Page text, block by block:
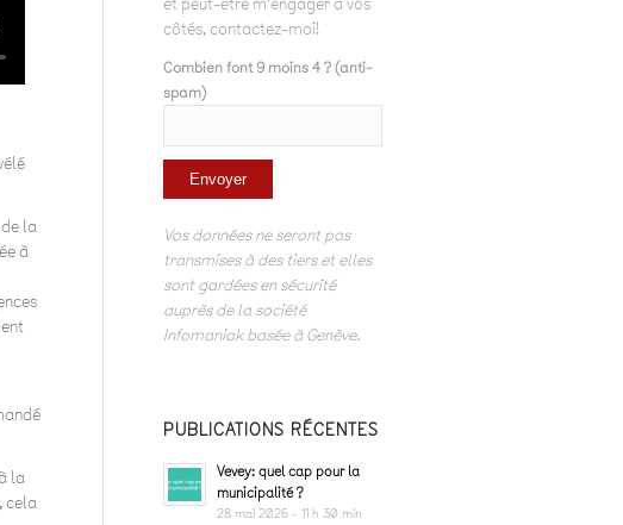
la
à
la
cela
et peut-être m'engager à vos
côtés, contactez-moi!
Combien font 9 moins 4 ? (anti-
spam)
Vos données ne seront pas
transmises à des tiers et elles
sont gardées en sécurité
auprès de la société
Infomaniak basée à Genève.
PUBLICATIONS RÉCENTES
Vevey: quel cap pour la
municipalité ?
28 mai 2026 - 11 h 30 min